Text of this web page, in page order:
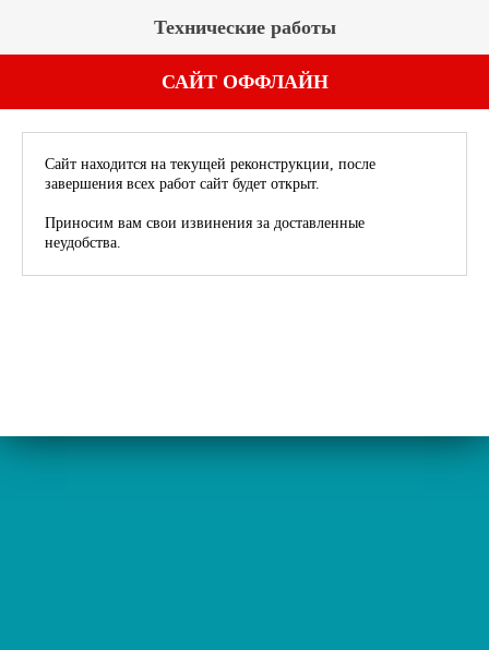
Технические работы
САЙТ ОФФЛАЙН
Сайт находится на текущей реконструкции, после
завершения всех работ сайт будет открыт.
Приносим вам свои извинения за доставленные
неудобства.